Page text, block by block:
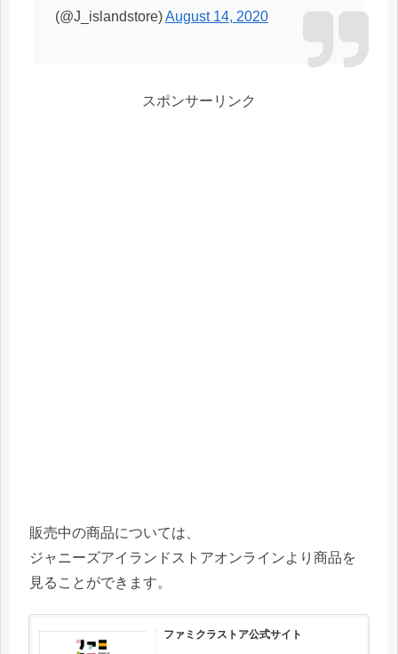
(@J_islandstore)August 14, 2020
スポンサーリンク
販売中の商品については、
ジャニーズアイランドストアオンラインより商品を
見ることができます。
ファミクラストア公式サイト